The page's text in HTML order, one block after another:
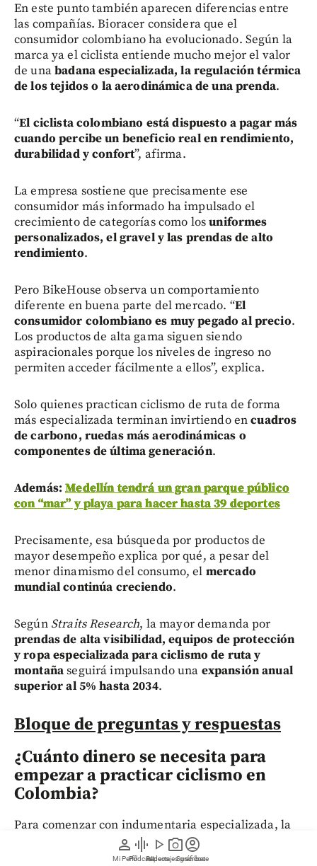
person
Mi Perfil
graphic_eq
Pódcast
play_arrow
Videos
photo_camera
Reportajes gráficos
account_circle
Suscríbete
En este punto también aparecen diferencias entre
las compañías. Bioracer considera que el
consumidor colombiano ha evolucionado. Según la
marca ya el ciclista entiende mucho mejor el valor
de unabadana especializada, la regulación térmica
de los tejidos o la aerodinámica de una prenda.
“El ciclista colombiano está dispuesto a pagar más
cuando percibe un beneficio real en rendimiento,
durabilidad y confort”, afirma.
La empresa sostiene que precisamente ese
consumidor más informado ha impulsado el
crecimiento de categorías como losuniformes
personalizados, el gravel y las prendas de alto
rendimiento.
Pero BikeHouse observa un comportamiento
diferente en buena parte del mercado. “El
consumidor colombiano es muy pegado al precio.
Los productos de alta gama siguen siendo
aspiracionales porque los niveles de ingreso no
permiten acceder fácilmente a ellos”, explica.
Solo quienes practican ciclismo de ruta de forma
más especializada terminan invirtiendo encuadros
de carbono, ruedas más aerodinámicas o
componentes de última generación.
Además:Medellín tendrá un gran parque público
con “mar” y playa para hacer hasta 39 deportes
Precisamente, esa búsqueda por productos de
mayor desempeño explica por qué, a pesar del
menor dinamismo del consumo, el mercado
mundial continúa creciendo.
Según Straits Research, la mayor demanda por
prendas de alta visibilidad, equipos de protección
y ropa especializada para ciclismo de ruta y
montañaseguirá impulsando una expansión anual
superior al 5% hasta 2034.
Bloque de preguntas y respuestas
¿Cuánto dinero se necesita para
empezar a practicar ciclismo en
Colombia?
Para comenzar con indumentaria especializada, la
inversión puede estar entre $350.000 y $600.000,
según Bioracer y BikeHouse. Si se incluye una bicicleta